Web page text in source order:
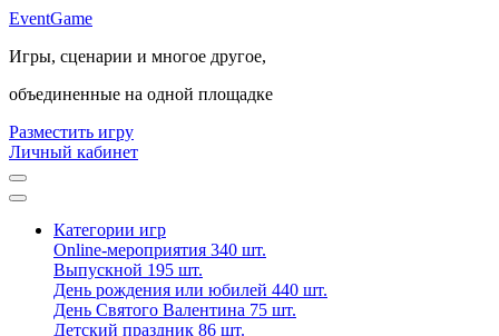
EventGame
Игры, сценарии и многое другое,
объединенные на одной площадке
Разместить игру
Личный кабинет
Категории игр
Online-мероприятия 340 шт.
Выпускной 195 шт.
День рождения или юбилей 440 шт.
День Святого Валентина 75 шт.
Детский праздник 86 шт.